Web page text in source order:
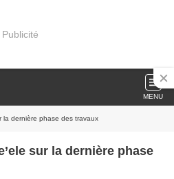
Publicité
MENU
la dernière phase des travaux
sur la dernière phase